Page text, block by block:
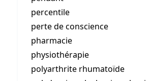
percentile
perte de conscience
pharmacie
physiothérapie
polyarthrite rhumatoïde